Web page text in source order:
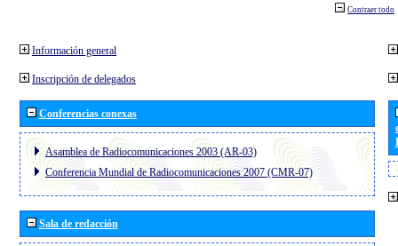
Contraer todo
Información general
Inscripción de delegados
Conferencias conexas
Asamblea de Radiocomunicaciones 2003 (AR-03)
Conferencia Mundial de Radiocomunicaciones 2007 (CMR-07)
Sala de redacción